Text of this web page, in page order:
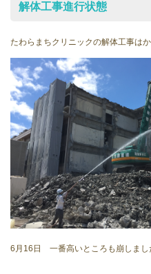
解体工事進行状態
たわらまちクリニックの解体工事は
6月16日 一番高いところも崩しまし